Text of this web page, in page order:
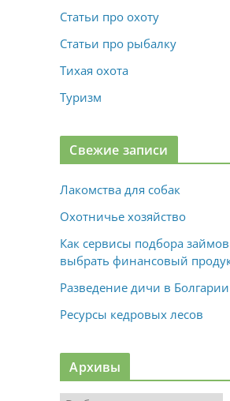
Статьи про охоту
Статьи про рыбалку
Тихая охота
Туризм
Свежие записи
Лакомства для собак
Охотничье хозяйство
Как сервисы подбора
выбрать финансовый
Разведение дичи в Болгарии
Ресурсы кедровых лесов
Архивы